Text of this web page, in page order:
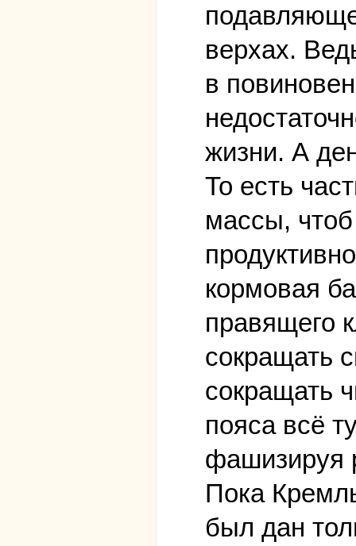
верхах.
в
жизни. А
То есть
массы,
кормовая
правящего
сокращать
сокращать
пояса всё
фашизируя
Пока
был дан